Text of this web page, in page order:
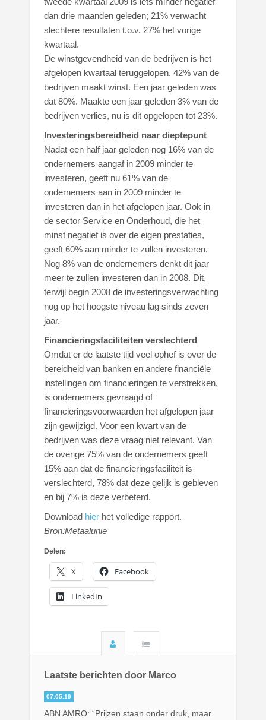
dan drie maanden geleden; 21% verwacht
slechtere resultaten t.o.v. 27% het vorige
kwartaal.
De winstgevendheid van de bedrijven is het
afgelopen kwartaal teruggelopen. 42% van de
bedrijven maakt winst. Een jaar geleden was
dat 80%. Maakte een jaar geleden 3% van de
bedrijven verlies, nu is dit opgelopen tot 23%.
Investeringsbereidheid naar dieptepunt
Nadat een half jaar geleden nog 16% van de
ondernemers aangaf in 2009 minder te
investeren, geeft nu 61% van de
ondernemers aan in 2009 minder te
investeren dan in het afgelopen jaar. Ook in
de sector Service en Onderhoud, die het
minst negatief is over de eigen prestaties,
geeft 60% aan minder te zullen investeren.
Nog 8% van de ondernemers denkt dit jaar
meer te zullen investeren dan in 2008. Dit,
terwijl begin 2008 de investeringsverwachting
nog op het hoogste niveau lag sinds zeven
jaar.
Financieringsfaciliteiten verslechterd
Omdat er de laatste tijd veel ophef is over de
bereidheid van banken en andere financiële
instellingen om financieringen te verstrekken,
is ondernemers gevraagd of
financieringsvoorwaarden het afgelopen jaar
zijn gewijzigd. Voor een kwart van de
bedrijven was deze vraag niet relevant. Van
de overige 75% van de ondernemers geeft
15% aan dat de financieringsfaciliteit is
verslechterd, 78% dat deze gelijk is gebleven
en bij 7% is deze verbeterd.
Download hier het volledige rapport.
Bron:Metaalunie
Delen:
X Facebook
LinkedIn
Laatste berichten door Marco
07.05.19
ABN AMRO: “Prijzen staan onder druk, maar